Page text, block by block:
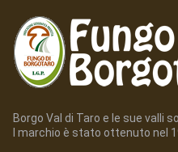
Borgo Val di Taro e le sue valli
l marchio è stato ottenuto nel